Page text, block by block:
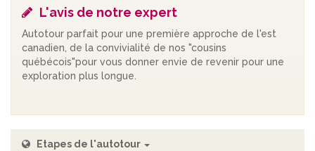
L'avis de notre expert
Autotour parfait pour une première approche de l'est
canadien, de la convivialité de nos "cousins
québécois"pour vous donner envie de revenir pour une
exploration plus longue.
Etapes de l'autotour